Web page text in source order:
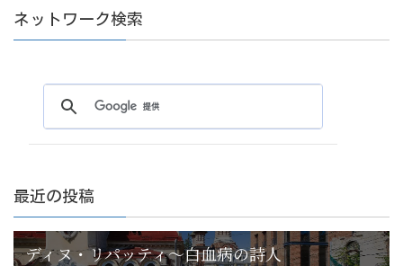
ネットワーク検索
最近の投稿
ディヌ・リパッティ〜白血病の詩人